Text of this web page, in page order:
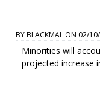
BYBLACKMAL ON 02/
Minorities will
projected increase